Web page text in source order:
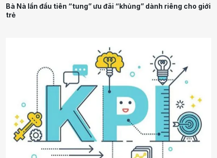
Bà Nà lần đầu tiên “tung” ưu đãi “khủng” dành riêng cho giới
trẻ